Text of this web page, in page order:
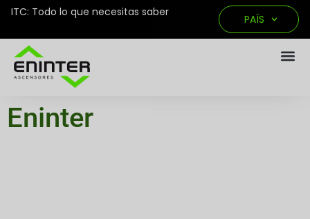
ITC: Todo lo que necesitas saber
PAÍS
Eninter